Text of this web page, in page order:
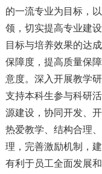
的一流专业为目标，
领，切实提高专业建
目标与培养效果的达
保障度，提高质量保
意度。深入开展教学
支持本科生参与科研
源建设，协同开发、
热爱教学、结构合理
理，完善激励机制，
有利于员工全面发展